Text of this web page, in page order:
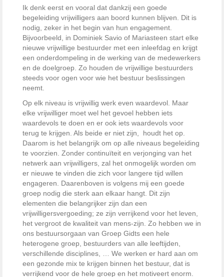
Ik denk eerst en vooral dat dankzij een goede
begeleiding vrijwilligers aan boord kunnen blijven. Dit is
nodig, zeker in het begin van hun engagement.
Bijvoorbeeld, in Dominiek Savio of Mariasteen start elke
nieuwe vrijwillige bestuurder met een inleefdag en krijgt
een onderdompeling in de werking van de medewerkers
en de doelgroep. Zo houden de vrijwillige bestuurders
steeds voor ogen voor wie het bestuur beslissingen
neemt.
Op elk niveau is vrijwillig werk even waardevol. Maar
elke vrijwilliger moet wel het gevoel hebben iets
waardevols te doen en er ook iets waardevols voor
terug te krijgen. Als beide er niet zijn, houdt het op.
Daarom is het belangrijk om op alle niveaus begeleiding
te voorzien. Zonder continuïteit en verjonging van het
netwerk aan vrijwilligers, zal het onmogelijk worden om
er nieuwe te vinden die zich voor langere tijd willen
engageren. Daarenboven is volgens mij een goede
groep nodig die sterk aan elkaar hangt. Dit zijn
elementen die belangrijker zijn dan een
vrijwilligersvergoeding; ze zijn verrijkend voor het leven,
het vergroot de kwaliteit van mens-zijn. Zo hebben we in
ons bestuursorgaan van Groep Gidts een hele
heterogene groep, bestuurders van alle leeftijden,
verschillende disciplines, … We werken er hard aan om
een gezonde mix te krijgen binnen het bestuur, dat is
verrijkend voor de hele groep en het motiveert enorm.